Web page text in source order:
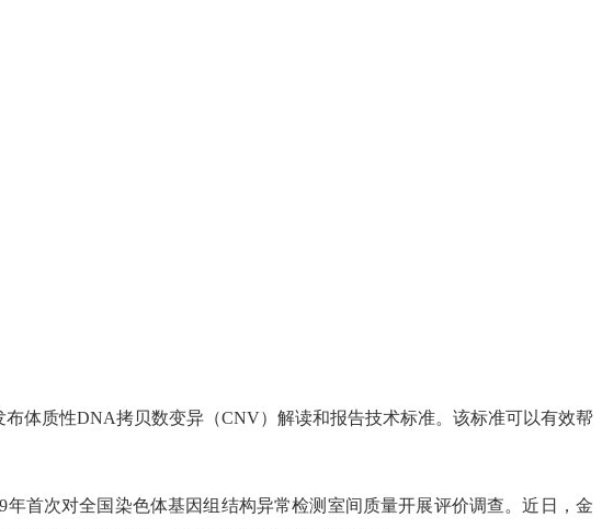
体质性DNA拷贝数变异（CNV）解读和报告技术标准。该标准可以有效帮
次对全国染色体基因组结构异常检测室间质量开展评价调查。近日，金